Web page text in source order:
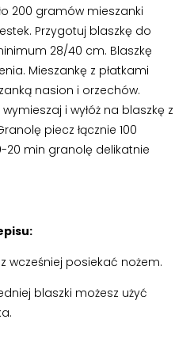
200 gramów mieszanki
Przygotuj blaszkę do
28/40 cm. Blaszkę
Mieszankę z płatkami
nasion i orzechów.
i wyłóż na blaszkę z
piecz łącznie 100
20 min granolę delikatnie
wcześniej posiekać nożem.
blaszki możesz użyć